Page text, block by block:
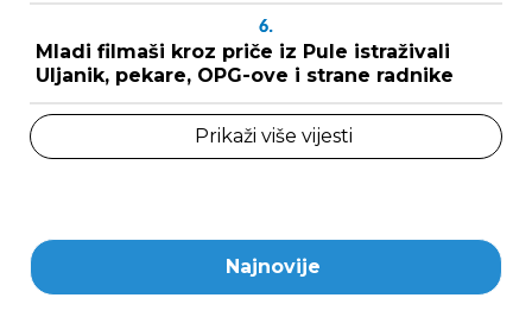
6.
Mladi filmaši kroz priče iz Pule istraživali
Uljanik, pekare, OPG-ove i strane radnike
Prikaži više vijesti
Najnovije